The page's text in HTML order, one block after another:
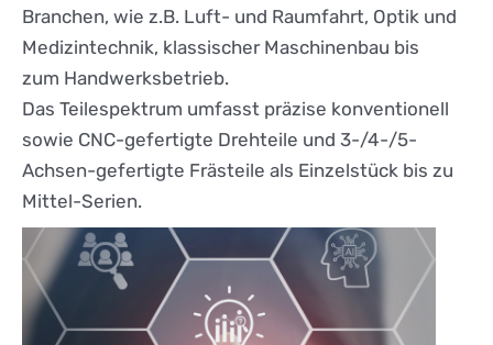
Branchen, wie z.B. Luft- und Raumfahrt, Optik und
Medizintechnik, klassischer Maschinenbau bis
zum Handwerksbetrieb.
Das Teilespektrum umfasst präzise konventionell
sowie CNC-gefertigte Drehteile und 3-/4-/5-
Achsen-gefertigte Frästeile als Einzelstück bis zu
Mittel-Serien.